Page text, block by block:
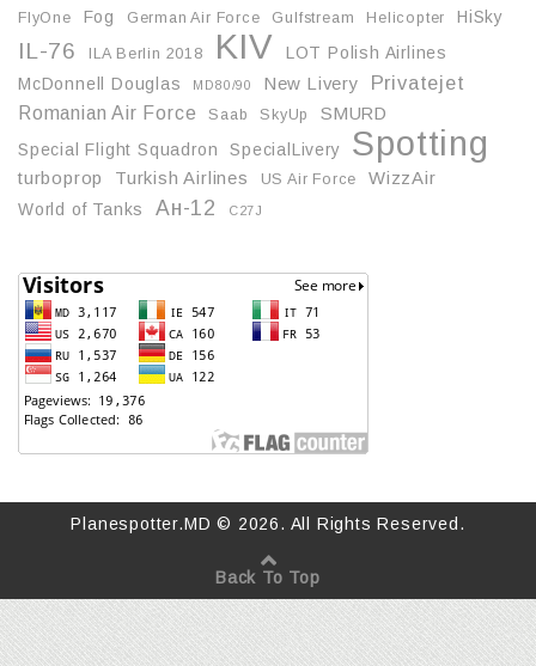
FlyOne Fog German Air Force Gulfstream Helicopter HiSky
IL-76 ILA Berlin 2018 KIV
LOT Polish Airlines
McDonnell Douglas
MD80/90 New Livery Privatejet
Romanian Air Force Saab SkyUp
SMURD
Special Flight Squadron
SpecialLivery Spotting
turboprop Turkish Airlines US Air Force
WizzAir
World of Tanks
Ан-12 С27J
Planespotter.MD © 2026. All Rights Reserved.
Back To Top